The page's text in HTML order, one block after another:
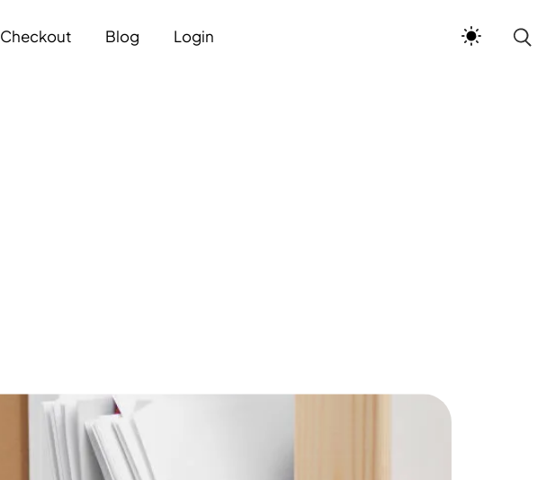
Checkout Blog Login